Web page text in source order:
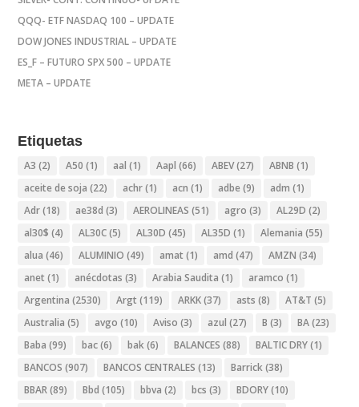
QQQ- ETF NASDAQ 100 – UPDATE
DOW JONES INDUSTRIAL – UPDATE
ES_F – FUTURO SPX 500 – UPDATE
META – UPDATE
Etiquetas
A3 (2) A50 (1) aal (1) Aapl (66) ABEV(27) ABNB (1)
aceite de soja (22) achr(1) acn (1) adbe (9) adm (1)
Adr(18) ae38d (3) AEROLINEAS (51) agro (3) AL29D (2)
al30$ (4) AL30C(5) AL30D (45) AL35D (1) Alemania (55)
alua (46) ALUMINIO (49) amat (1) amd (47) AMZN (34)
anet (1) anécdotas (3) Arabia Saudita (1) aramco (1)
Argentina (2530) Argt (119) ARKK(37) asts (8) AT&T (5)
Australia (5) avgo (10) Aviso (3) azul (27) B (3) BA(23)
Baba (99) bac(6) bak(6) BALANCES (88) BALTIC DRY(1)
BANCOS (907) BANCOS CENTRALES (13) Barrick(38)
BBAR(89) Bbd (105) bbva (2) bcs (3) BDORY(10)